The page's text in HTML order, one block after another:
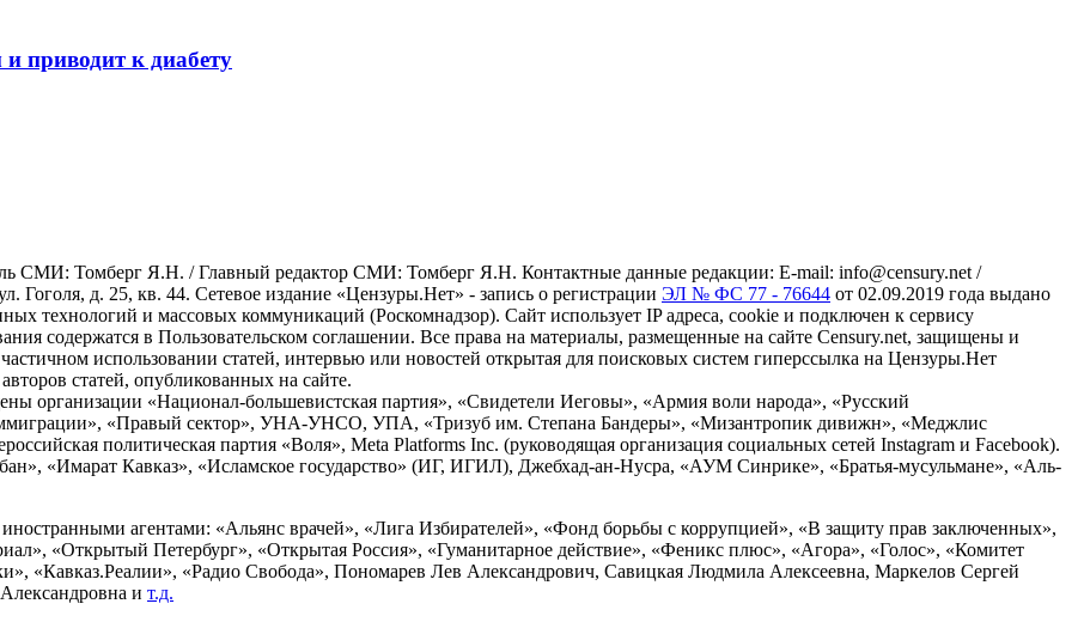
приводит к диабету
СМИ: Томберг Я.Н. / Главный редактор СМИ: Томберг Я.Н. Контактные данные редакции: E-mail: info@censury.net /
Гоголя, д. 25, кв. 44. Сетевое издание «Цензуры.Нет» - запись о регистрации ЭЛ № ФС 77 - 76644 от 02.09.2019 года выдано
технологий и массовых коммуникаций (Роскомнадзор). Сайт использует IP адреса, cookie и подключен к сервису
содержатся в Пользовательском соглашении. Все права на материалы, размещенные на сайте Censury.net, защищены и
использовании статей, интервью или новостей открытая для поисковых систем гиперссылка на Цензуры.Нет
статей, опубликованных на сайте.
организации «Национал-большевистская партия», «Свидетели Иеговы», «Армия воли народа», «Русский
«Правый сектор», УНА-УНСО, УПА, «Тризуб им. Степана Бандеры», «Мизантропик дивижн», «Меджлис
политическая партия «Воля», Meta Platforms Inc. (руководящая организация социальных сетей Instagram и Facebook).
«Имарат Кавказ», «Исламское государство» (ИГ, ИГИЛ), Джебхад-ан-Нусра, «АУМ Синрике», «Братья-мусульмане», «Аль-
агентами: «Альянс врачей», «Лига Избирателей», «Фонд борьбы с коррупцией», «В защиту прав заключенных»,
«Открытый Петербург», «Открытая Россия», «Гуманитарное действие», «Феникс плюс», «Агора», «Голос», «Комитет
«Кавказ.Реалии», «Радио Свобода», Пономарев Лев Александрович, Савицкая Людмила Алексеевна, Маркелов Сергей
и т.д.